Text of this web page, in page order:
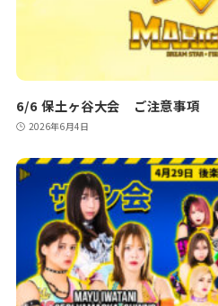
6/6 保土ヶ谷大会 ご注意事項
2026年6月4日